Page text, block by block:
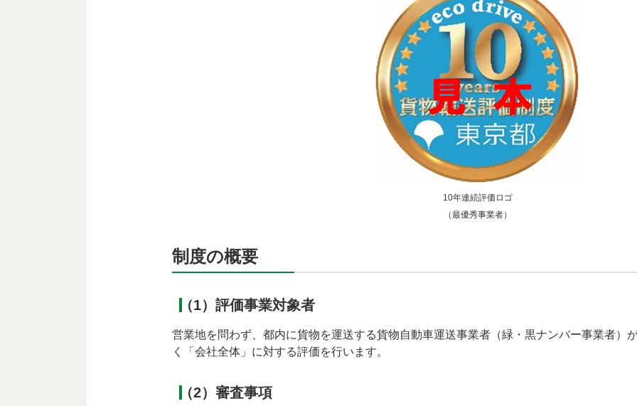
10年連続評価ロゴ
（最優秀事業者）
制度の概要
（1）評価事業対象者
営業地を問わず、都内に貨物を運送する貨物自動車運送事業者（緑・黒ナンバー事業者）
く「会社全体」に対する評価を行います。
（2）審査事項